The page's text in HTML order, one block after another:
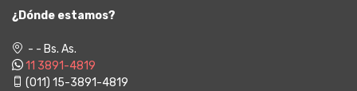
¿Dónde estamos?
- - Bs. As.
11 3891-4819
(011) 15-3891-4819